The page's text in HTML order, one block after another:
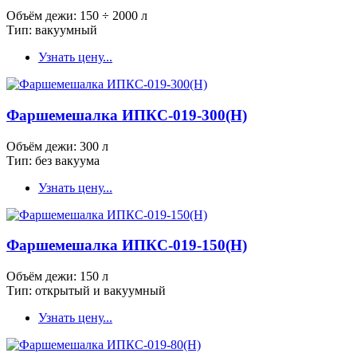
Объём дежи: 150 ÷ 2000 л
Тип: вакуумный
Узнать цену...
Фаршемешалка ИПКС-019-300(Н)
Объём дежи: 300 л
Тип: без вакуума
Узнать цену...
Фаршемешалка ИПКС-019-150(Н)
Объём дежи: 150 л
Тип: открытый и вакуумный
Узнать цену...